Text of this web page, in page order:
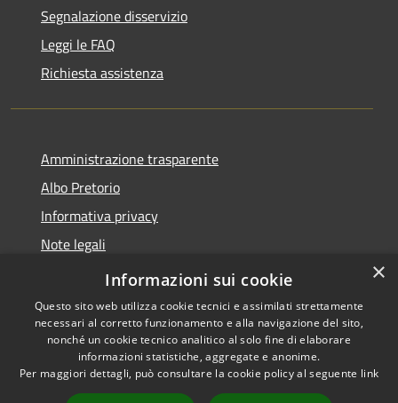
Segnalazione disservizio
Leggi le FAQ
Richiesta assistenza
Amministrazione trasparente
Albo Pretorio
Informativa privacy
Note legali
Dichiarazione di accessibilità
Accessibilità
Copyright © 2026 • Comune di
Sant'Ilario dello Ionio •
×
Informazioni sui cookie
Questo sito web utilizza cookie tecnici e assimilati strettamente
necessari al corretto funzionamento e alla navigazione del sito,
nonché un cookie tecnico analitico al solo fine di elaborare
informazioni statistiche, aggregate e anonime.
Per maggiori dettagli, può consultare la cookie policy al seguente link